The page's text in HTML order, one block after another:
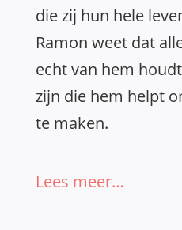
die zij hun hele
Ramon weet dat
echt van hem
zijn die hem helpt
te maken.
Lees meer…